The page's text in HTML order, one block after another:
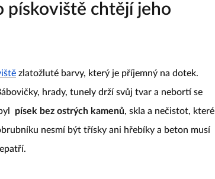
pískoviště chtějí jeho
zlatožluté barvy, který je příjemný na dotek.
hrady, tunely drží svůj tvar a nebortí se
písek bez ostrých kamenů, skla a nečistot, které
nesmí být třísky ani hřebíky a beton musí